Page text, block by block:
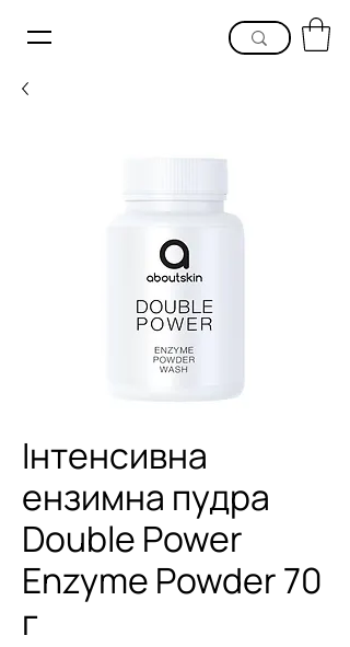
Інтенсивна
ензимна пудра
Double Power
Enzyme Powder 70
г